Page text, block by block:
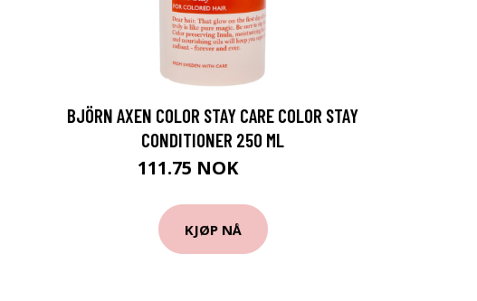
BJÖRN AXEN COLOR STAY CARE COLOR STAY
CONDITIONER 250 ML
111.75 NOK
KJØP NÅ